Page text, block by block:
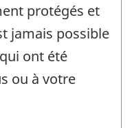
protégés et
jamais possible
ont été
ou à votre